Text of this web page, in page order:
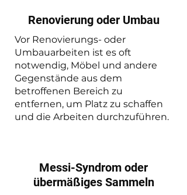
Renovierung oder Umbau
Vor Renovierungs- oder
Umbauarbeiten ist es oft
notwendig, Möbel und andere
Gegenstände aus dem
betroffenen Bereich zu
entfernen, um Platz zu schaffen
und die Arbeiten durchzuführen.
Messi-Syndrom oder
übermäßiges Sammeln